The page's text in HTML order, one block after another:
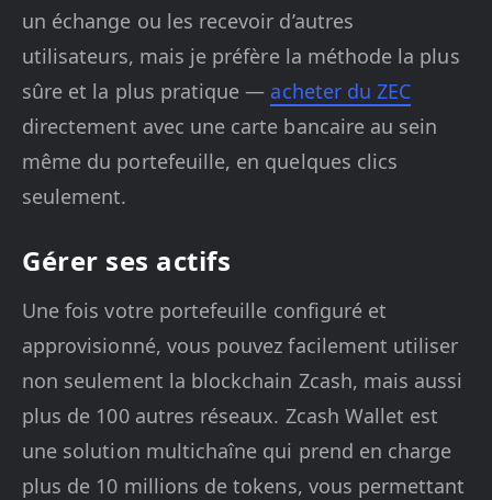
un échange ou les recevoir d’autres
utilisateurs, mais je préfère la méthode la plus
sûre et la plus pratique — acheter du ZEC
directement avec une carte bancaire au sein
même du portefeuille, en quelques clics
seulement.
Gérer ses actifs
Une fois votre portefeuille configuré et
approvisionné, vous pouvez facilement utiliser
non seulement la blockchain Zcash, mais aussi
plus de 100 autres réseaux. Zcash Wallet est
une solution multichaîne qui prend en charge
plus de 10 millions de tokens, vous permettant